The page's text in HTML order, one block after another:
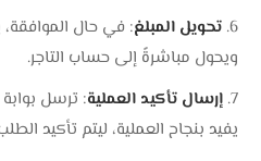
تحويل المبلغ: في حال
ويحول مباشرةً إلى حساب التاجر.
إرسال تأكيد العملية: ترسل بوابة
يفيد بنجاح العملية، ليتم تأكيد